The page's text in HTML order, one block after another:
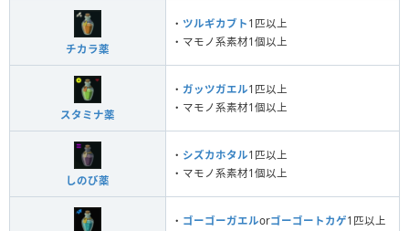
チカラ薬
・ ツルギカブト 1匹以上
・マモノ系素材1個以上
スタミナ薬
・ ガッツガエル1匹以上
・マモノ系素材1個以上
しのび薬
・ シズカホタル1匹以上
・マモノ系素材1個以上
・ ゴーゴーガエルorゴーゴートカゲ1匹以上